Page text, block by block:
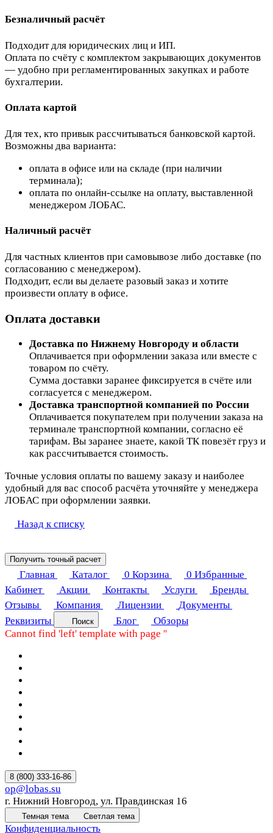
Безналичный расчёт
Подходит для юридических лиц и ИП.
Оплата по счёту с комплектом закрывающих документов
— удобно при регламентированных закупках и работе
бухгалтерии.
Оплата картой
Для тех, кто привык рассчитываться банковской картой.
Возможны два варианта:
оплата в офисе или на складе (при наличии
терминала);
оплата по онлайн-ссылке на оплату, выставленной
менеджером ЛОБАС.
Наличный расчёт
Для частных клиентов при самовывозе либо доставке (по
согласованию с менеджером).
Подходит, если вы делаете разовый заказ и хотите
произвести оплату в офисе.
Оплата доставки
Доставка по Нижнему Новгороду и области
Оплачивается при оформлении заказа или вместе с
товаром по счёту.
Сумма доставки заранее фиксируется в счёте или
согласуется с менеджером.
Доставка транспортной компанией по России
Оплачивается покупателем при получении заказа на
терминале транспортной компании, согласно её
тарифам. Вы заранее знаете, какой ТК повезёт груз и
как рассчитывается стоимость.
Точные условия оплаты по вашему заказу и наиболее
удобный для вас способ расчёта уточняйте у менеджера
ЛОБАС при оформлении заявки.
Назад к списку
Получить точный расчет
Главная Каталог 0 Корзина 0 Избранные
Кабинет
Акции Контакты Услуги
Бренды
Отзывы
Компания Лицензии
Документы
Реквизиты
Поиск Блог
Обзоры
Cannot find 'left' template with page ''
8 (800) 333-16-86
op@lobas.su
г. Нижний Новгород, ул. Правдинская 16
Темная тема Светлая тема
Конфиденциальность